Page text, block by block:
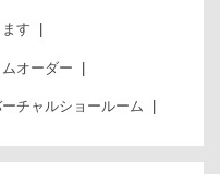
す
オーダー
チャルショールーム